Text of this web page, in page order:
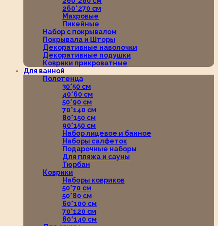
260*270 см
Махровые
Пикейные
Набор с покрывалом
Покрывала и Шторы
Декоративные наволочки
Декоративные подушки
Коврики прикроватные
Для ванной
Полотенца
30*50 см
40*60 см
50*90 см
70*140 см
80*150 см
90*150 см
Набор лицевое и банное
Наборы салфеток
Подарочные наборы
Для пляжа и сауны
Тюрбан
Коврики
Наборы ковриков
50*70 см
50*80 см
60*100 см
70*120 см
80*140 см